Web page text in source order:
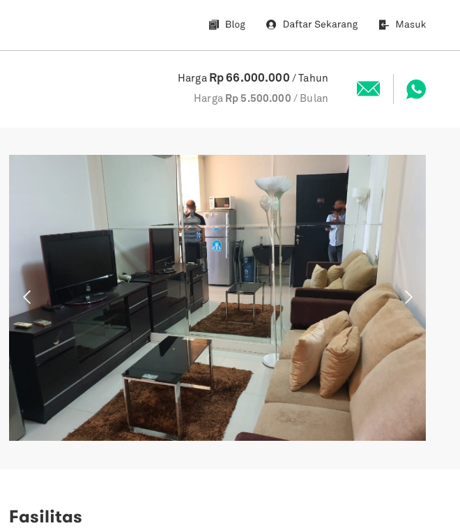
Harga Rp66.000.000 / Tahun
Harga Rp 5.500.000 / Bulan
Fasilitas